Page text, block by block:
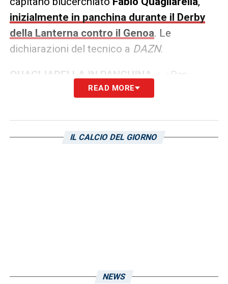
inizialmente in panchina durante il Derby
della Lanterna contro il Genoa. Le
dichiarazioni del tecnico a DAZN.
QUAGLIARELLA IN PANCHINA
«Per
quanto riguarda Thorsby, lo vedremo in
e dovevo gestire sia lui che Gabbiadini».
READ MORE
IL CALCIO DEL GIORNO
NEWS